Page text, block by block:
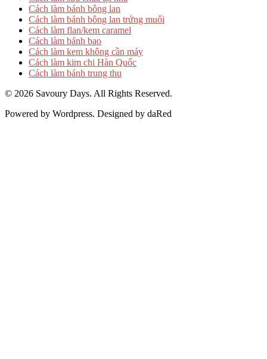
Cách làm bánh bông lan
Cách làm bánh bông lan trứng muối
Cách làm flan/kem caramel
Cách làm bánh bao
Cách làm kem không cần máy
Cách làm kim chi Hàn Quốc
Cách làm bánh trung thu
© 2026 Savoury Days. All Rights Reserved.
Powered by Wordpress. Designed by daRed